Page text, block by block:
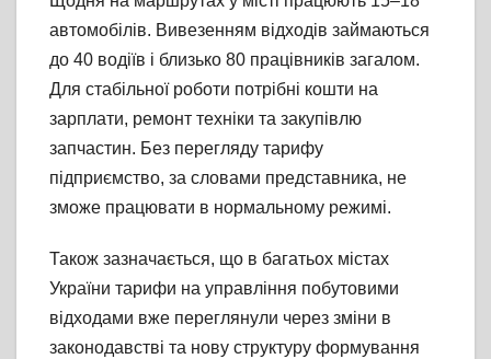
автомобілів. Вивезенням відходів займаються
до 40 водіїв і близько 80 працівників загалом.
Для стабільної роботи потрібні кошти на
зарплати, ремонт техніки та закупівлю
запчастин. Без перегляду тарифу
підприємство, за словами представника, не
зможе працювати в нормальному режимі.
Також зазначається, що в багатьох містах
України тарифи на управління побутовими
відходами вже переглянули через зміни в
законодавстві та нову структуру формування